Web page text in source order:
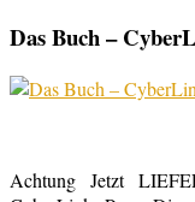
Das Buch –
Achtung Jetzt